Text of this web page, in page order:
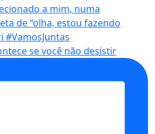
se você não desistir